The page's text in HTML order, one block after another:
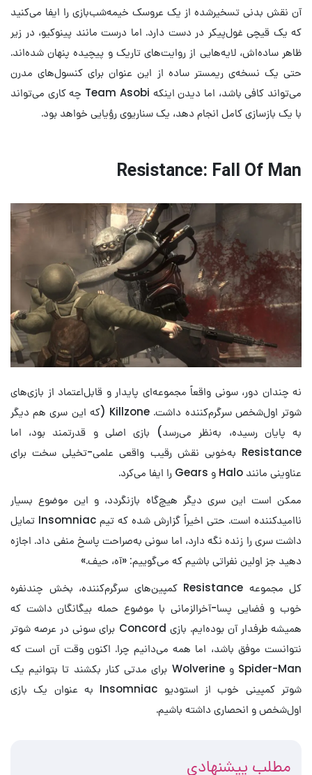
آن نقش بدنی تسخیرشده از یک عروسک خیمه‌شب‌بازی را ایفا می‌کنید
که یک قیچی غول‌پیکر در دست دارد. اما درست مانند پینوکیو، در زیر
ظاهر ساده‌اش، لایه‌هایی از روایت‌های تاریک و پیچیده پنهان شده‌اند.
حتی یک نسخه‌ی ریمستر ساده از این عنوان برای کنسول‌های مدرن
می‌تواند کافی باشد، اما دیدن اینکه Team Asobi چه کاری می‌تواند
با یک بازسازی کامل انجام دهد، یک سناریوی رؤیایی خواهد بود.
Resistance: Fall Of Man
نه چندان دور، سونی واقعاً مجموعه‌ای پایدار و قابل‌اعتماد از بازی‌های
شوتر اول‌شخص سرگرم‌کننده داشت. Killzone (که این سری هم دیگر
به پایان رسیده، به‌نظر می‌رسد) بازی اصلی و قدرتمند بود، اما
Resistance به‌خوبی نقش رقیب واقعی علمی-تخیلی سخت برای
عناوینی مانند Halo و Gears را ایفا می‌کرد.
ممکن است این سری دیگر هیچ‌گاه بازنگردد، و این موضوع بسیار
ناامیدکننده است. حتی اخیراً گزارش شده که تیم Insomniac تمایل
داشت سری را زنده نگه دارد، اما سونی به‌صراحت پاسخ منفی داد. اجازه
دهید جز اولین نفراتی باشیم که می‌گوییم: «آه، حیف.»
کل مجموعه Resistance کمپین‌های سرگرم‌کننده، بخش چندنفره
خوب و فضایی پسا-آخرالزمانی با موضوع حمله بیگانگان داشت که
همیشه طرفدار آن بوده‌ایم. بازی Concord برای سونی در عرصه شوتر
نتوانست موفق باشد، اما همه می‌دانیم چرا. اکنون وقت آن است که
Spider-Man و Wolverine برای مدتی کنار بکشند تا بتوانیم یک
شوتر کمپینی خوب از استودیو Insomniac به عنوان یک بازی
اول‌شخص و انحصاری داشته باشیم.
مطلب پیشنهادی